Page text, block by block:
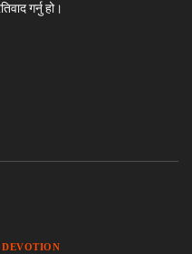
गर्नु हो।
DEVOTION